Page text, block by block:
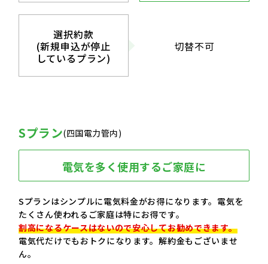
選択約款
(新規申込が停止
しているプラン)
切替不可
Sプラン(四国電力管内)
電気を多く使用するご家庭に
Sプランはシンプルに電気料金がお得になります。電気を
たくさん使われるご家庭は特にお得です。
割高になるケースはないので安心してお勧めできます。
電気代だけでもおトクになります。解約金もございませ
ん。